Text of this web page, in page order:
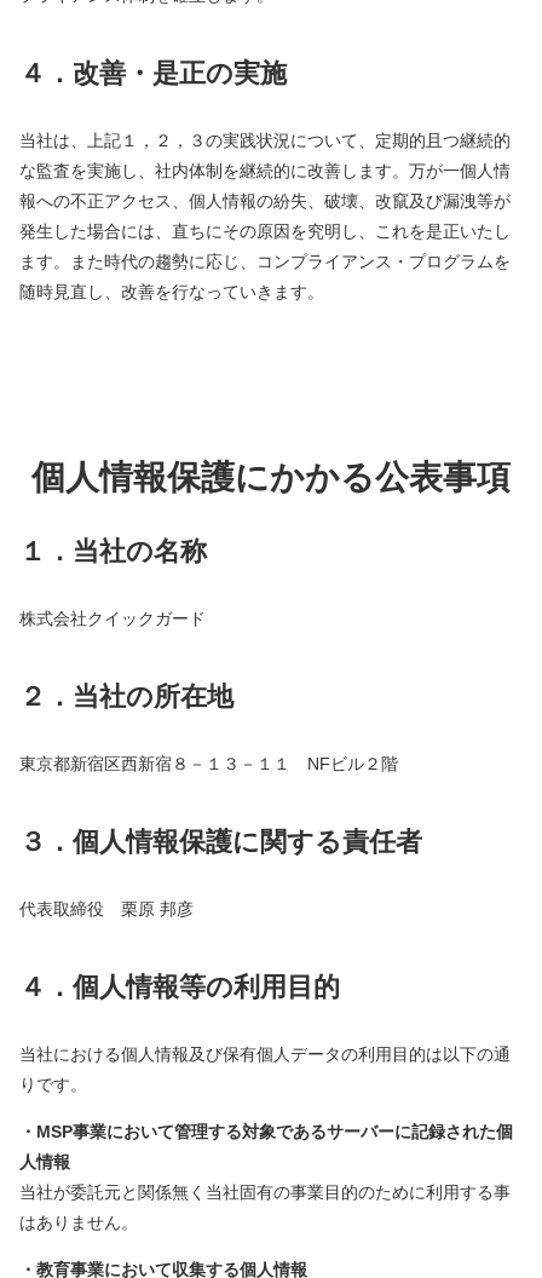
４．改善・是正の実施
当社は、上記１，２，３の実践状況について、定期的且つ継続的
な監査を実施し、社内体制を継続的に改善します。万が一個人情
報への不正アクセス、個人情報の紛失、破壊、改竄及び漏洩等が
発生した場合には、直ちにその原因を究明し、これを是正いたし
ます。また時代の趨勢に応じ、コンプライアンス・プログラムを
随時見直し、改善を行なっていきます。
個人情報保護にかかる公表事項
１．当社の名称
株式会社クイックガード
２．当社の所在地
東京都新宿区西新宿８－１３－１１ NFビル２階
３．個人情報保護に関する責任者
代表取締役 栗原 邦彦
４．個人情報等の利用目的
当社における個人情報及び保有個人データの利用目的は以下の通
りです。
・MSP事業において管理する対象であるサーバーに記録された個
人情報
当社が委託元と関係無く当社固有の事業目的のために利用する事
はありません。
・教育事業において収集する個人情報